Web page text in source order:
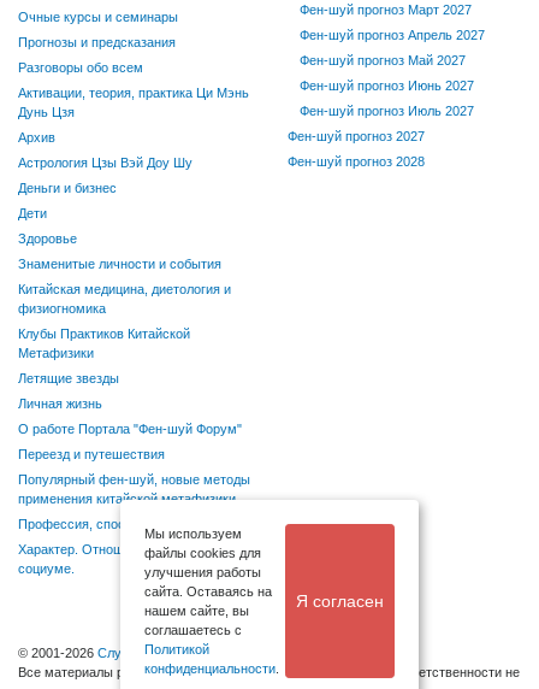
Очные курсы и семинары
Прогнозы и предсказания
Разговоры обо всем
Активации, теория, практика Ци Мэнь
Дунь Цзя
Архив
Астрология Цзы Вэй Доу Шу
Деньги и бизнес
Дети
Здоровье
Знаменитые личности и события
Китайская медицина, диетология и
физиогномика
Клубы Практиков Китайской
Метафизики
Летящие звезды
Личная жизнь
О работе Портала "Фен-шуй Форум"
Переезд и путешествия
Популярный фен-шуй, новые методы
применения китайской метафизики
Профессия, способности, хобби
Характер. Отношения в семье и
социуме.
Фен-шуй прогноз Март 2027
Фен-шуй прогноз Апрель 2027
Фен-шуй прогноз Май 2027
Фен-шуй прогноз Июнь 2027
Фен-шуй прогноз Июль 2027
Фен-шуй прогноз 2027
Фен-шуй прогноз 2028
© 2001-2026 Служба поддержки
Bсе материалы размещаются посетителями, администрация ответственности не
Мы используем
файлы cookies для
улучшения работы
сайта. Оставаясь на
нашем сайте, вы
соглашаетесь с
Политикой
конфиденциальности
Я согласен